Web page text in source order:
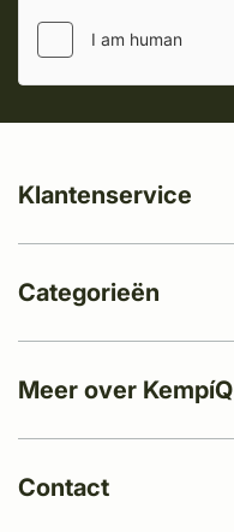
Meer over KempíQ
Klantenservice
Categorieën
Contact